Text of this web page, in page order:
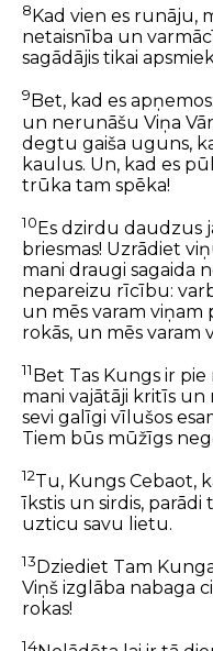
8 Kad vien es runāju,
netaisnība un
sagādājis tikai
9 Bet, kad es
un nerunāšu Viņa
degtu gaiša uguns,
kaulus. Un, kad es
trūka tam spēka!
10Es dzirdu daudzus
briesmas! Uzrādiet
mani draugi sagaida
nepareizu rīcību:
un mēs varam viņam
rokās, un mēs varam
11 Bet Tas Kungs ir pie
mani vajātāji kritīs un
sevi galīgi vīlušos
Tiem būs mūžīgs
12Tu, Kungs Cebaot,
īkstis un sirdis, parādi
uzticu savu lietu.
13Dziediet Tam
Viņš izglāba nabaga
rokas!
14